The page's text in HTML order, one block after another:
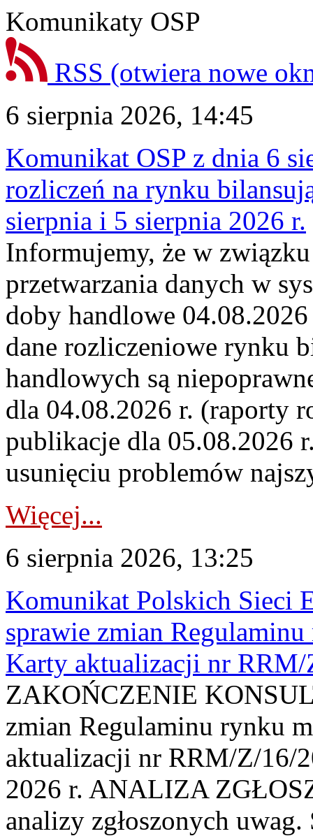
Komunikaty OSP
RSS (otwiera nowe
6 sierpnia 2026, 14:45
Komunikat OSP z dnia 6
rozliczeń na rynku
sierpnia i 5 sierpnia 2026 r.
Informujemy, że w
przetwarzania danych w
doby handlowe
dane rozliczeniowe rynku
handlowych są
dla 04.08.2026 r. (raporty
publikacje dla 05.08.2026
usunięciu problemów
Więcej...
6 sierpnia 2026, 13:25
Komunikat Polskich Sieci
sprawie zmian
Karty aktualizacji nr
ZAKOŃCZENIE
zmian Regulaminu rynku
aktualizacji nr RRM/Z/16/
2026 r. ANALIZA
analizy zgłoszonych